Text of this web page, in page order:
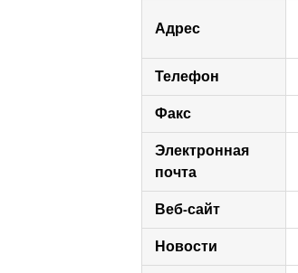
Адрес
Телефон
Факс
Электронная
почта
Веб-сайт
Новости